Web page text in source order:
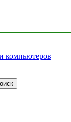
компьютеров